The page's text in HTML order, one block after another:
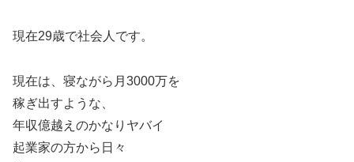
現在29歳で社会人です。
現在は、寝ながら月3000万を
稼ぎ出すような、
年収億越えのかなりヤバイ
起業家の方から日々